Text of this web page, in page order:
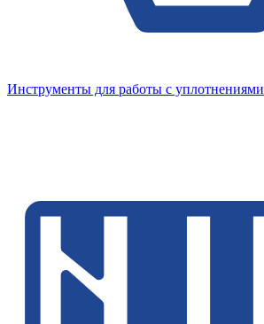
Инструменты для работы с уплотнениями